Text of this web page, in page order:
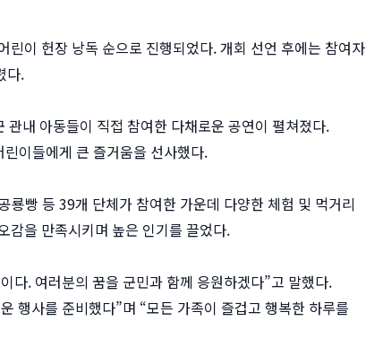
이 헌장 낭독 순으로 진행되었다. 개회 선언 후에는 참여자
다.
내 아동들이 직접 참여한 다채로운 공연이 펼쳐졌다.
이들에게 큰 즐거움을 선사했다.
빵 등 39개 단체가 참여한 가운데 다양한 체험 및 먹거리
감을 만족시키며 높은 인기를 끌었다.
다. 여러분의 꿈을 군민과 함께 응원하겠다”고 말했다.
행사를 준비했다”며 “모든 가족이 즐겁고 행복한 하루를